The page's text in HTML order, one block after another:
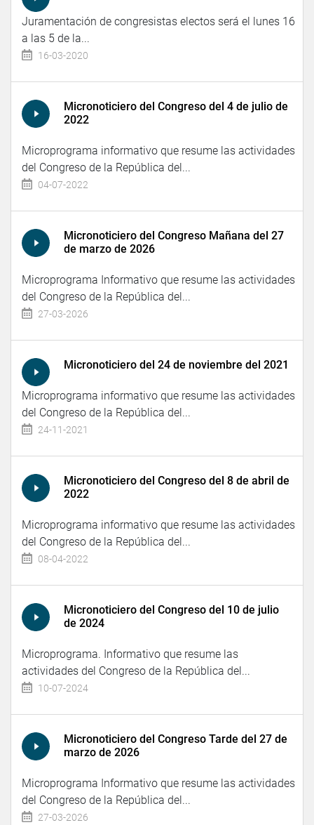
Juramentación de congresistas electos será el lunes 16
a las 5 de la...
16-03-2020
Micronoticiero del Congreso del 4 de julio de
2022
Microprograma informativo que resume las actividades
del Congreso de la República del...
04-07-2022
Micronoticiero del Congreso Mañana del 27
de marzo de 2026
Microprograma Informativo que resume las actividades
del Congreso de la República del...
27-03-2026
Micronoticiero del 24 de noviembre del 2021
Microprograma informativo que resume las actividades
del Congreso de la República del...
24-11-2021
Micronoticiero del Congreso del 8 de abril de
2022
Microprograma informativo que resume las actividades
del Congreso de la República del...
08-04-2022
Micronoticiero del Congreso del 10 de julio
de 2024
Microprograma. Informativo que resume las
actividades del Congreso de la República del...
10-07-2024
Micronoticiero del Congreso Tarde del 27 de
marzo de 2026
Microprograma Informativo que resume las actividades
del Congreso de la República del...
27-03-2026